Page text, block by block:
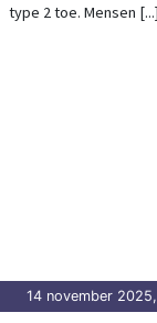
type 2 toe. Mensen [...]
14 november